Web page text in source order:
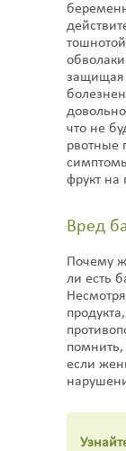
защищая
что не
рвотные
фрукт на
Вред
Почему
ли есть
помнить,
если